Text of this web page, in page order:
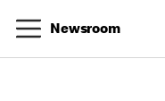
Newsroom